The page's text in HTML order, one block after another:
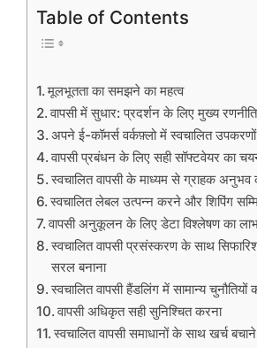
Table of Contents
मूलभूतता का समझने का महत्व
वापसी में सुधार: प्रदर्शन के लिए मुख्य
अपने ई-कॉमर्स वर्कफ़्लो में स्वचालित
वापसी प्रबंधन के लिए सही सॉफ्टवेयर का
स्वचालित वापसी के माध्यम से ग्राहक अनुभव
स्वचालित लेबल उत्पन्न करने और शिपिंग
वापसी अनुकूलन के लिए डेटा विश्लेषण का
स्वचालित वापसी प्रसंस्करण के साथ
सरल बनाना
स्वचालित वापसी हैंडलिंग में सामान्य
वापसी अधिकृत सही सुनिश्चित करना
स्वचालित वापसी समाधानों के साथ खर्च